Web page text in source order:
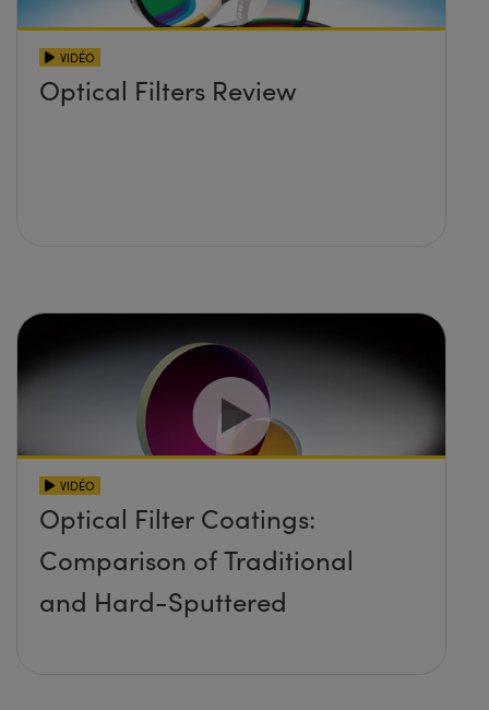
VIDÉO
Optical Filters Review
VIDÉO
Optical Filter Coatings:
Comparison of Traditional
and Hard-Sputtered